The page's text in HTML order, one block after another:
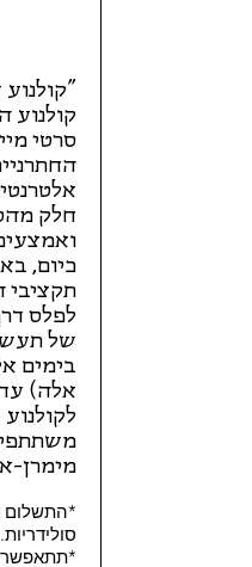
סרטי
חלק
כיום,
תקציבי
לפלס
של
אלה)
מימרן-
*התשלום
סולידריות.